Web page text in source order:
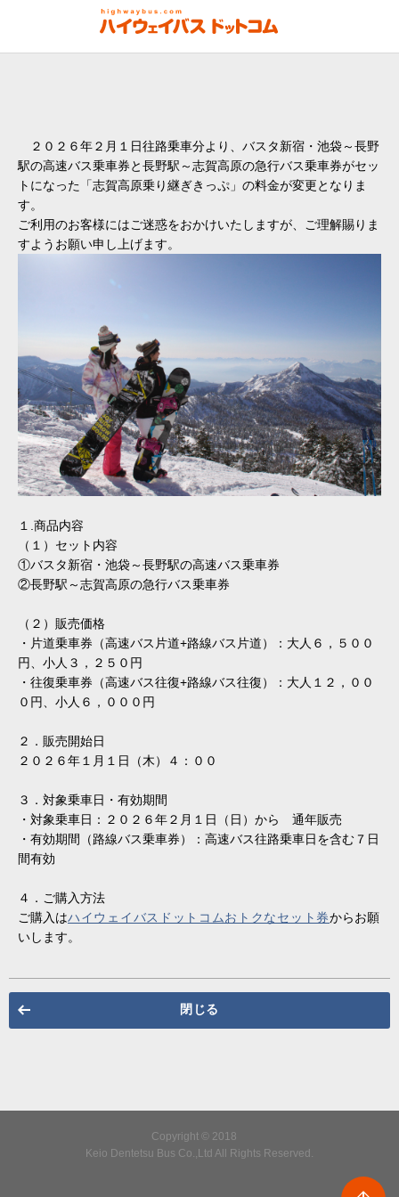
２０２６年２月１日往路乗車分より、バスタ新宿・池袋～長野
駅の高速バス乗車券と長野駅～志賀高原の急行バス乗車券がセッ
トになった「志賀高原乗り継ぎきっぷ」の料金が変更となりま
す。
ご利用のお客様にはご迷惑をおかけいたしますが、ご理解賜りま
すようお願い申し上げます。
１.商品内容
（１）セット内容
①バスタ新宿・池袋～長野駅の高速バス乗車券
②長野駅～志賀高原の急行バス乗車券
（２）販売価格
・片道乗車券（高速バス片道+路線バス片道）：大人６，５００
円、小人３，２５０円
・往復乗車券（高速バス往復+路線バス往復）：大人１２，００
０円、小人６，０００円
２．販売開始日
２０２６年１月１日（木）４：００
３．対象乗車日・有効期間
・対象乗車日：２０２６年２月１日（日）から 通年販売
・有効期間（路線バス乗車券）：高速バス往路乗車日を含む７日
間有効
４．ご購入方法
ご購入はハイウェイバスドットコムおトクなセット券からお願
いします。
閉じる
Copyright © 2018
Keio Dentetsu Bus Co.,Ltd All Rights Reserved.